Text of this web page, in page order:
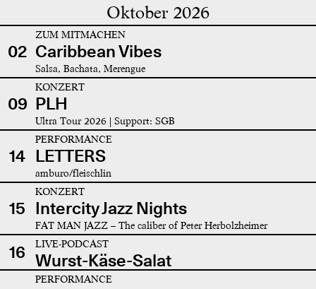
Oktober 2026
02
ZUM MITMACHEN
Caribbean Vibes
Salsa, Bachata, Merengue
09
KONZERT
PLH
Ultra Tour 2026 | Support: SGB
14
PERFORMANCE
LETTERS
amburo/fleischlin
15
KONZERT
Intercity Jazz Nights
FAT MAN JAZZ – The caliber of Peter Herbolzheimer
16 LIVE-PODCAST
Wurst-Käse-Salat
PERFORMANCE